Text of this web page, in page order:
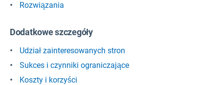
Rozwiązania
Dodatkowe szczegóły
Udział zainteresowanych stron
Sukces i czynniki ograniczające
Koszty i korzyści